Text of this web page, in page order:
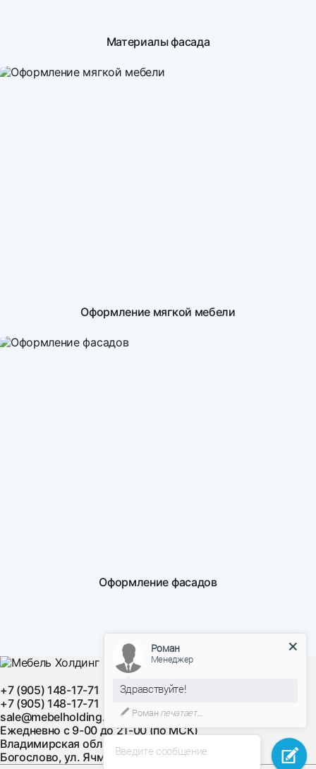
Материалы фасада
Оформление мягкой мебели
Оформление фасадов
+7 (905) 148-17-71
+7 (905) 148-17-71
sale@mebelholding.ru
Ежедневно с 9-00 до 21-00 (по МСК)
Владимирская область, Суздальский район, с.
Богослово, ул. Ячменная, д. 10
Введите сообщение
Роман
Менеджер
Здравствуйте!
Романпечатает...